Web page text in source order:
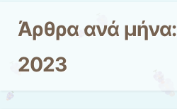
Άρθρα ανά μήνα:
2023